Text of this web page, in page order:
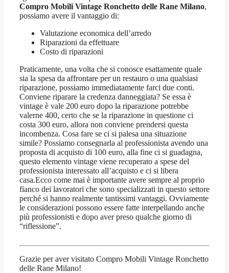
Compro Mobili Vintage Ronchetto delle Rane Milano,
possiamo avere il vantaggio di:
Valutazione economica dell’arredo
Riparazioni da effettuare
Costo di riparazioni
Praticamente, una volta che si conosce esattamente quale
sia la spesa da affrontare per un restauro o una qualsiasi
riparazione, possiamo immediatamente farci due conti.
Conviene riparare la credenza danneggiata? Se essa è
vintage è vale 200 euro dopo la riparazione potrebbe
valerne 400, certo che se la riparazione in questione ci
costa 300 euro, allora non conviene prendersi questa
incombenza. Cosa fare se ci si palesa una situazione
simile? Possiamo consegnarla al professionista avendo una
proposta di acquisto di 100 euro, alla fine ci si guadagna,
questo elemento vintage viene recuperato a spese del
professionista interessato all’acquisto e ci si libera
casa.Ecco come mai è importante avere sempre al proprio
fianco dei lavoratori che sono specializzati in questo settore
perché si hanno realmente tantissimi vantaggi. Ovviamente
le considerazioni possono essere fatte interpellando anche
più professionisti e dopo aver preso qualche giorno di
“riflessione”.
Grazie per aver visitato Compro Mobili Vintage Ronchetto
delle Rane Milano!